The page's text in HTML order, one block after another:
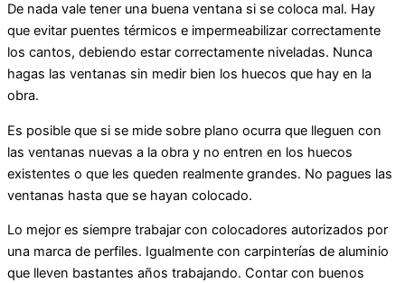
De nada vale tener una buena ventana si se coloca mal. Hay
que evitar puentes térmicos e impermeabilizar correctamente
los cantos, debiendo estar correctamente niveladas. Nunca
hagas las ventanas sin medir bien los huecos que hay en la
obra.
Es posible que si se mide sobre plano ocurra que lleguen con
las ventanas nuevas a la obra y no entren en los huecos
existentes o que les queden realmente grandes. No pagues las
ventanas hasta que se hayan colocado.
Lo mejor es siempre trabajar con colocadores autorizados por
una marca de perfiles. Igualmente con carpinterías de aluminio
que lleven bastantes años trabajando. Contar con buenos